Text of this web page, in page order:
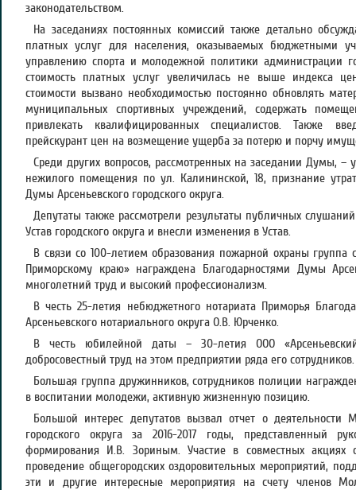
законодательством.
На заседаниях постоянных комиссий также детально
платных услуг для населения, оказываемых бюджетными
управлению спорта и молодежной политики администрации
стоимость платных услуг увеличилась не выше индекса
стоимости вызвано необходимостью постоянно обновлять
муниципальных спортивных учреждений, содержать
привлекать квалифицированных специалистов. Также
прейскурант цен на возмещение ущерба за потерю и порчу
Среди других вопросов, рассмотренных на заседании Думы, –
нежилого помещения по ул. Калининской, 18, признание
Думы Арсеньевского городского округа.
Депутаты также рассмотрели результаты публичных
Устав городского округа и внесли изменения в Устав.
В связи со 100-летием образования пожарной охраны
Приморскому краю» награждена Благодарностями Думы
многолетний труд и высокий профессионализм.
В честь 25-летия небюджетного нотариата Приморья
Арсеньевского нотариального округа О.В. Юрченко.
В честь юбилейной даты – 30-летия ООО
добросовестный труд на этом предприятии ряда его сотрудников.
Большая группа дружинников, сотрудников полиции
в воспитании молодежи, активную жизненную позицию.
Большой интерес депутатов вызвал отчет о деятельности
городского округа за 2016-2017 годы, представленный
формирования И.В. Зориным. Участие в совместных акциях
проведение общегородских оздоровительных мероприятий,
эти и другие интересные мероприятия на счету членов